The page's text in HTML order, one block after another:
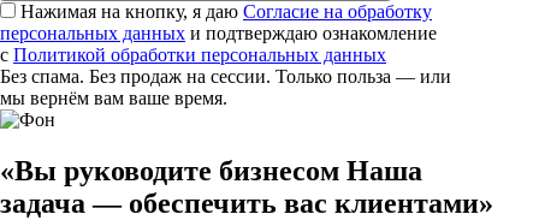
Нажимая на кнопку, я даю Согласие на обработку
персональных данных и подтверждаю ознакомление
с Политикой обработки персональных данных
Без спама. Без продаж на сессии. Только польза — или
мы вернём вам ваше время.
«Вы руководите бизнесом Наша
задача — обеспечить вас клиентами»